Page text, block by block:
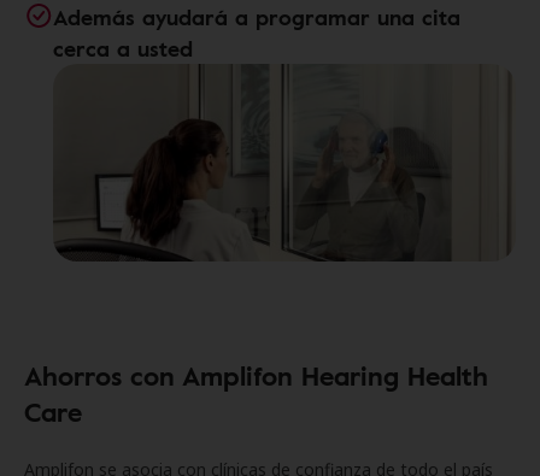
Además ayudará a programar una cita
cerca a usted
Ahorros con Amplifon Hearing Health
Care
Amplifon se asocia con clínicas de confianza de todo el país